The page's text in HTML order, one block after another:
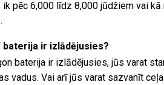
pēc 6,000 līdz 8,000 jūdžiem vai
baterija ir izlādējusies?
baterija ir izlādējusies, jūs varat
vadus. Vai arī jūs varat sazvanīt